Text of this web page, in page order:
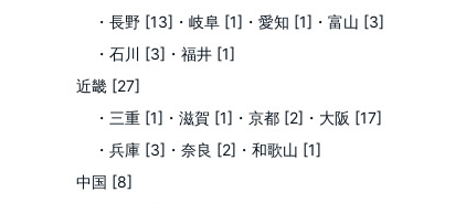
・長野 [13] ・岐阜 [1] ・愛知 [1] ・富山 [3]
・石川 [3] ・福井 [1]
近畿 [27]
・三重 [1] ・滋賀 [1] ・京都 [2] ・大阪 [17]
・兵庫 [3] ・奈良 [2] ・和歌山 [1]
中国 [8]